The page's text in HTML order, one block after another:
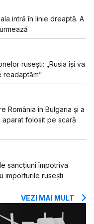
intră în linie dreaptă. A
rusești: „Rusia își va
readaptăm”
România în Bulgaria și a
aparat folosit pe scară
sancțiuni împotriva
importurile rusești
VEZI MAI MULT